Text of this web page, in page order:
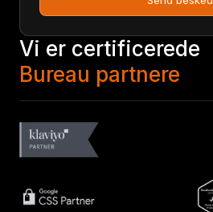
Vi er certificerede
Bureau partnere